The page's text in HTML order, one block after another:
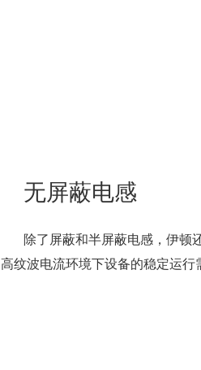
无屏蔽电感
除了屏蔽和半屏蔽电感，伊顿
高纹波电流环境下设备的稳定运行